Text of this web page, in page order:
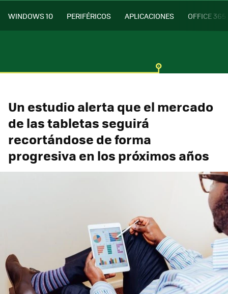
WINDOWS 10 PERIFÉRICOS APLICACIONES OFFICE 365
Un estudio alerta que el mercado
de las tabletas seguirá
recortándose de forma
progresiva en los próximos años